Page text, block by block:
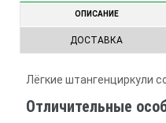
ОПИСАНИЕ
ДОСТАВКА
Лёгкие штангенциркули
Отличительные